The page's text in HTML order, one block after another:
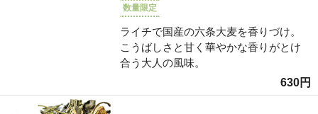
数量限定
ライチで国産の六条大麦を香りづけ。
こうばしさと甘く華やかな香りがとけ
合う大人の風味。
630円